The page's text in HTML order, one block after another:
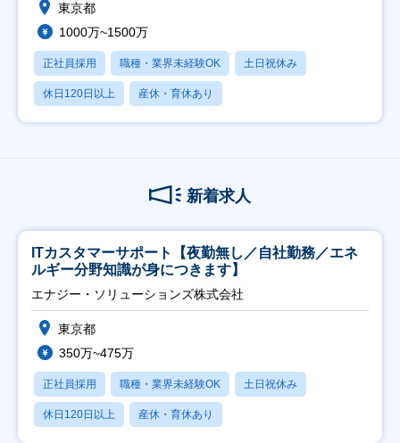
東京都
1000万~1500万
正社員採用 職種・業界未経験OK 土日祝休み
休日120日以上 産休・育休あり
新着求人
ITカスタマーサポート【夜勤無し／自社勤務／エネ
ルギー分野知識が身につきます】
エナジー・ソリューションズ株式会社
東京都
350万~475万
正社員採用 職種・業界未経験OK 土日祝休み
休日120日以上 産休・育休あり